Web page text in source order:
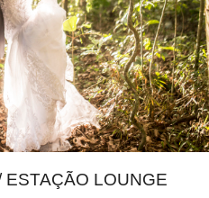
ESTAÇÃO LOUNGE